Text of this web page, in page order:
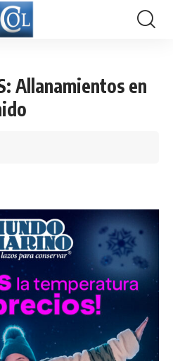
Allanamientos en